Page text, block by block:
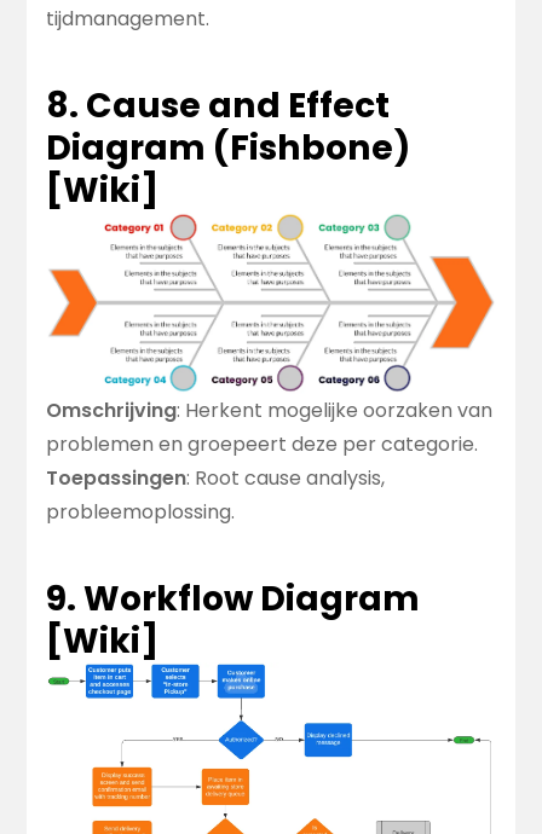
tijdmanagement.
8. Cause and Effect
Diagram (Fishbone)
[Wiki]
Omschrijving: Herkent mogelijke oorzaken van
problemen en groepeert deze per categorie.
Toepassingen: Root cause analysis,
probleemoplossing.
9. Workflow Diagram
[Wiki]